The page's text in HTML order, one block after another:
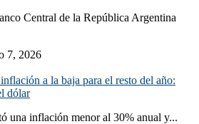
Central de la República Argentina
7, 2026
a la baja para el resto del año:
dólar
una inflación menor al 30% anual y...